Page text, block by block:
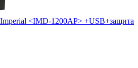
<IMD-1200AP> +USB+защита